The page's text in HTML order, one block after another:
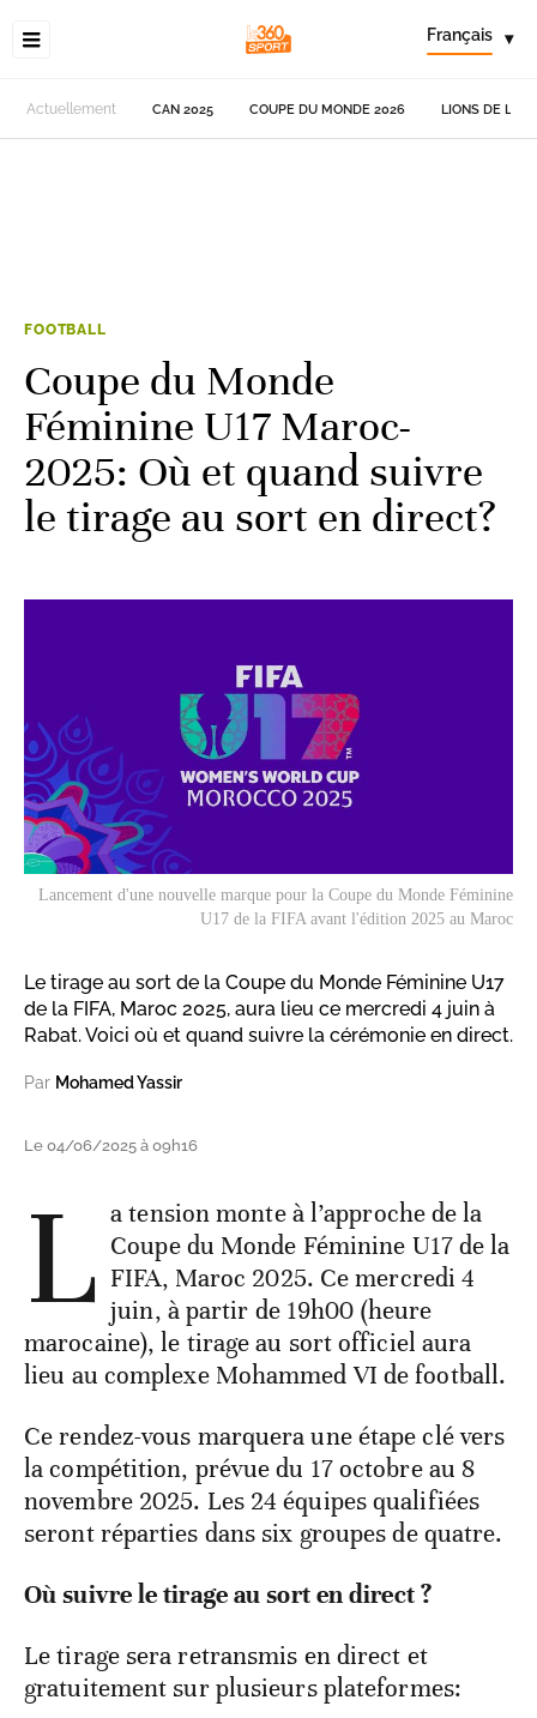
Français ▾
Actuellement CAN 2025 COUPE DU MONDE 2026 LIONS DE
FOOTBALL
Coupe du Monde
Féminine U17 Maroc-
2025: Où et quand suivre
le tirage au sort en direct?
Lancement d'une nouvelle marque pour la Coupe du Monde Féminine
U17 de la FIFA avant l'édition 2025 au Maroc
Le tirage au sort de la Coupe du Monde Féminine U17
de la FIFA, Maroc 2025, aura lieu ce mercredi 4 juin à
Rabat. Voici où et quand suivre la cérémonie en direct.
Par Mohamed Yassir
Le 04/06/2025 à 09h16
L a tension monte à l’approche de la
Coupe du Monde Féminine U17 de la
FIFA, Maroc 2025. Ce mercredi 4
juin, à partir de 19h00 (heure
marocaine), le tirage au sort officiel aura
lieu au complexe Mohammed VI de football.
Ce rendez-vous marquera une étape clé vers
la compétition, prévue du 17 octobre au 8
novembre 2025. Les 24 équipes qualifiées
seront réparties dans six groupes de quatre.
Où suivre le tirage au sort en direct ?
Le tirage sera retransmis en direct et
gratuitement sur plusieurs plateformes: